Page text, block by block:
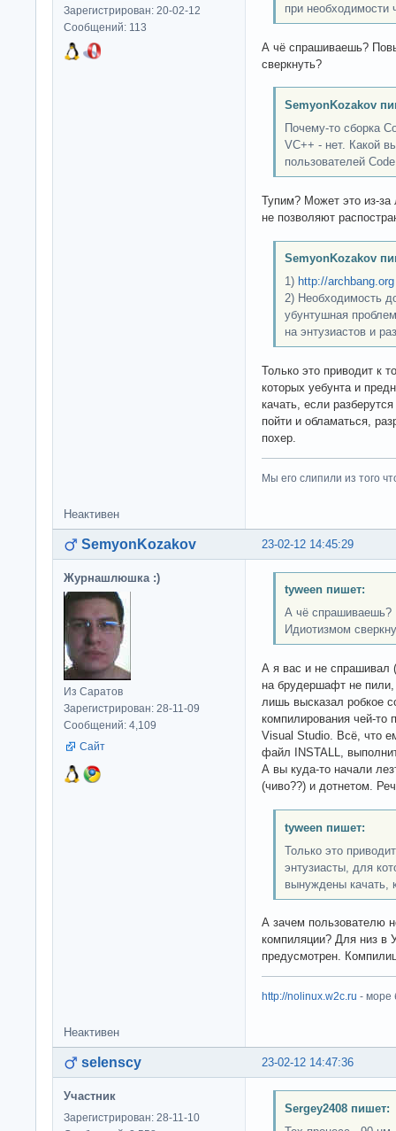
Зарегистрирован: 20-02-12
Сообщений: 113
при необходимости
А чё спрашиваешь?
сверкнуть?
SemyonKozakov
Почему-то сборка
VC++ - нет. Какой
пользователей
Тупим? Может это из-за
не позволяют
SemyonKozakov
1) http://archbang.org
2) Необходимость
убунтушная
на энтузиастов и
Только это приводит к
которых уебунта и
качать, если
пойти и обламаться,
похер.
Мы его слипили из того
Неактивен
23-02-12 14:45:29
SemyonKozakov
Журнашлюшка :)
Из Саратов
Зарегистрирован: 28-11-09
Сообщений: 4,109
Сайт
tyween пишет:
А чё спрашиваешь?
Идиотизмом
А я вас и не спрашивал
на брудершафт не
лишь высказал робкое
компилирования чей-то
Visual Studio. Всё, что
файл INSTALL,
А вы куда-то начали
(чиво??) и дотнетом.
tyween пишет:
Только это
энтузиасты, для
вынуждены качать,
А зачем пользователю
компиляции? Для низ в
предусмотрен.
http://nolinux.w2c.ru - море
Неактивен
23-02-12 14:47:36
selenscy
Участник
Зарегистрирован: 28-11-10
Sergey2408 пишет: